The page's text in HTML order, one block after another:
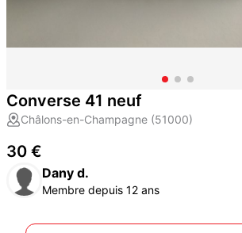
Converse 41 neuf
Châlons-en-Champagne (51000)
30 €
Dany d.
Membre depuis 12 ans